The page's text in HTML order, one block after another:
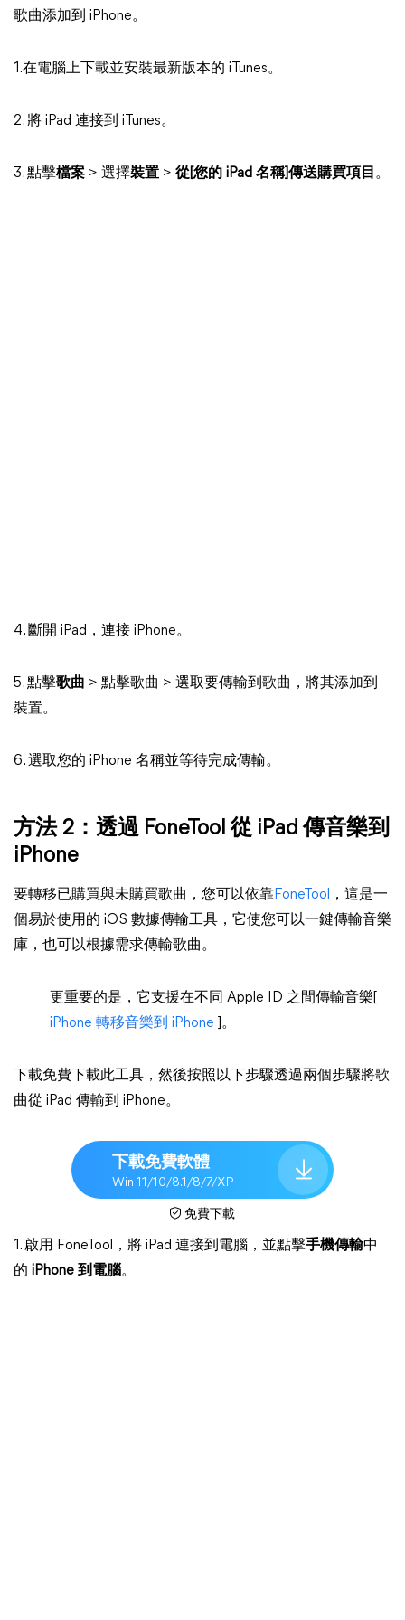
歌曲添加到 iPhone。
1.在電腦上下載並安裝最新版本的 iTunes。
2. 將 iPad 連接到 iTunes。
3. 點擊檔案 > 選擇裝置 > 從[您的 iPad 名稱]傳送購買項目 。
4. 斷開 iPad，連接 iPhone。
5. 點擊歌曲 > 點擊歌曲 > 選取要傳輸到歌曲，將其添加到
裝置。
6. 選取您的 iPhone 名稱並等待完成傳輸。
方法 2：透過 FoneTool 從 iPad 傳音樂到
iPhone
要轉移已購買與未購買歌曲，您可以依靠FoneTool
，這是一
個易於使用的 iOS 數據傳輸工具，它使您可以一鍵傳輸音樂
庫，也可以根據需求傳輸歌曲。
更重要的是，它支援在不同 Apple ID 之間傳輸音樂[
iPhone 轉移音樂到 iPhone ]。
下載免費下載此工具，然後按照以下步驟透過兩個步驟將歌
曲從 iPad 傳輸到 iPhone。
下載免費軟體
Win 11/10/8.1/8/7/XP
免費下載
1. 啟用 FoneTool，將 iPad 連接到電腦，並點擊手機傳輸中
的 iPhone 到電腦。